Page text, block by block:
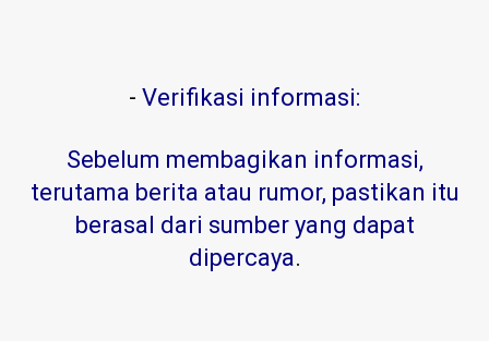
- Verifikasi informasi:
Sebelum membagikan informasi,
terutama berita atau rumor, pastikan itu
berasal dari sumber yang dapat
dipercaya.